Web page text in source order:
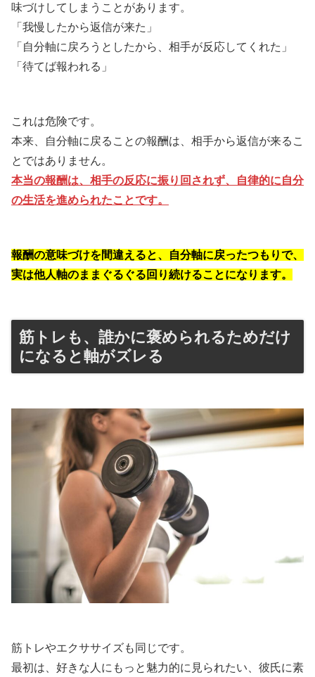
味づけしてしまうことがあります。
「我慢したから返信が来た」
「自分軸に戻ろうとしたから、相手が反応してくれた」
「待てば報われる」
これは危険です。
本来、自分軸に戻ることの報酬は、相手から返信が来るこ
とではありません。
本当の報酬は、相手の反応に振り回されず、自律的に自分
の生活を進められたことです。
報酬の意味づけを間違えると、自分軸に戻ったつもりで、
実は他人軸のままぐるぐる回り続けることになります。
筋トレも、誰かに褒められるためだけ
になると軸がズレる
筋トレやエクササイズも同じです。
最初は、好きな人にもっと魅力的に見られたい、彼氏に素